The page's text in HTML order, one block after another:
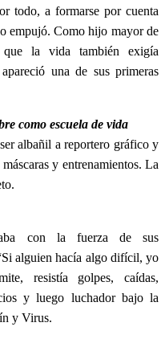
todo, a formarse por cuenta
empujó. Como hijo mayor de
que la vida también exigía
una de sus primeras
como escuela de vida
albañil a reportero gráfico y
y entrenamientos. La
con la fuerza de sus
alguien hacía algo difícil, yo
resistía golpes, caídas,
y luego luchador bajo la
y Virus.